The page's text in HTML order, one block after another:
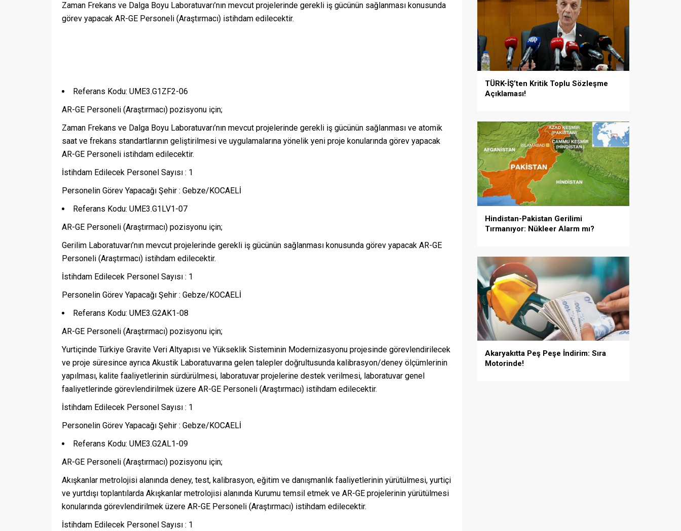
Zaman Frekans ve Dalga Boyu Laboratuvarı’nın mevcut projelerinde gerekli iş gücünün sağlanması konusunda
görev yapacak AR-GE Personeli (Araştırmacı) istihdam edilecektir.
Referans Kodu: UME3.G1ZF2-06
AR-GE Personeli (Araştırmacı) pozisyonu için;
Zaman Frekans ve Dalga Boyu Laboratuvarı’nın mevcut projelerinde gerekli iş gücünün sağlanması ve atomik
saat ve frekans standartlarının geliştirilmesi ve uygulamalarına yönelik yeni proje konularında görev yapacak
AR-GE Personeli istihdam edilecektir.
İstihdam Edilecek Personel Sayısı : 1
Personelin Görev Yapacağı Şehir : Gebze/KOCAELİ
Referans Kodu: UME3.G1LV1-07
AR-GE Personeli (Araştırmacı) pozisyonu için;
Gerilim Laboratuvarı’nın mevcut projelerinde gerekli iş gücünün sağlanması konusunda görev yapacak AR-GE
Personeli (Araştırmacı) istihdam edilecektir.
İstihdam Edilecek Personel Sayısı : 1
Personelin Görev Yapacağı Şehir : Gebze/KOCAELİ
Referans Kodu: UME3.G2AK1-08
AR-GE Personeli (Araştırmacı) pozisyonu için;
Yurtiçinde Türkiye Gravite Veri Altyapısı ve Yükseklik Sisteminin Modernizasyonu projesinde görevlendirilecek
ve proje süresince ayrıca Akustik Laboratuvarına gelen talepler doğrultusunda kalibrasyon/deney ölçümlerinin
yapılması, kalite faaliyetlerinin sürdürülmesi, laboratuvar projelerine destek verilmesi, laboratuvar genel
faaliyetlerinde görevlendirilmek üzere AR-GE Personeli (Araştırmacı) istihdam edilecektir.
İstihdam Edilecek Personel Sayısı : 1
Personelin Görev Yapacağı Şehir : Gebze/KOCAELİ
Referans Kodu: UME3.G2AL1-09
AR-GE Personeli (Araştırmacı) pozisyonu için;
Akışkanlar metrolojisi alanında deney, test, kalibrasyon, eğitim ve danışmanlık faaliyetlerinin yürütülmesi, yurtiçi
ve yurtdışı toplantılarda Akışkanlar metrolojisi alanında Kurumu temsil etmek ve AR-GE projelerinin yürütülmesi
konularında görevlendirilmek üzere AR-GE Personeli (Araştırmacı) istihdam edilecektir.
İstihdam Edilecek Personel Sayısı : 1
TÜRK-İŞ’ten Kritik Toplu Sözleşme
Açıklaması!
Hindistan-Pakistan Gerilimi
Tırmanıyor: Nükleer Alarm mı?
Akaryakıtta Peş Peşe İndirim: Sıra
Motorinde!